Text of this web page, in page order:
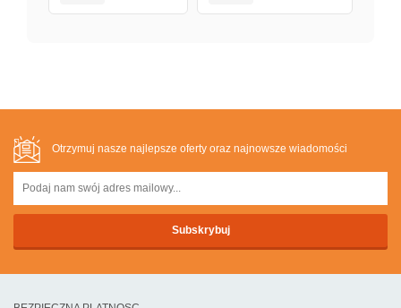
Otrzymuj nasze najlepsze oferty oraz najnowsze wiadomości